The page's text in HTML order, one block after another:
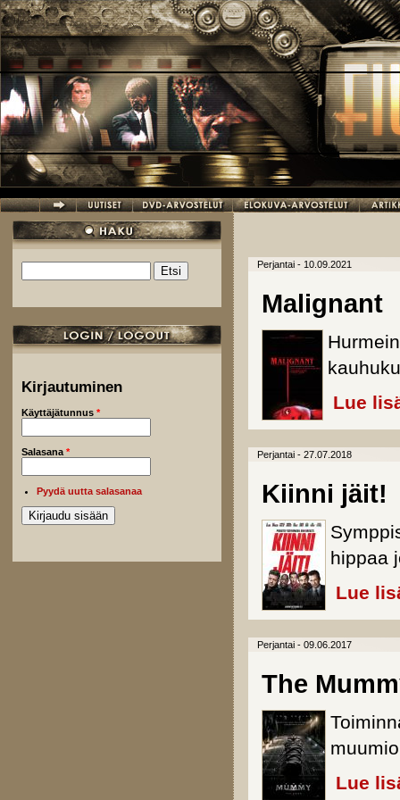
Hyppää pääsisältöön
Hakulomake
Kirjautuminen
Käyttäjätunnus *
Salasana *
Pyydä uutta salasanaa
Perjantai - 10.09.2021
Malignant
Lue
Perjantai - 27.07.2018
Kiinni jäit!
hippaa
Lue
Perjantai - 09.06.2017
The
Lue